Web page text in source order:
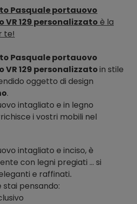
Pasquale portauovo
129 personalizzato è la
te!
Pasquale portauovo
129 personalizzatoin stile
oggetto di design
.
intagliato e in legno
i vostri mobili nel
intagliato e inciso, è
con legni pregiati ... si
e raffinati.
stai pensando: